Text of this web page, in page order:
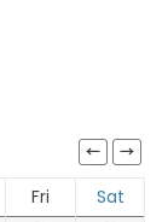
Fri Sat